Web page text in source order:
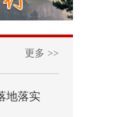
更多 >>
地落实